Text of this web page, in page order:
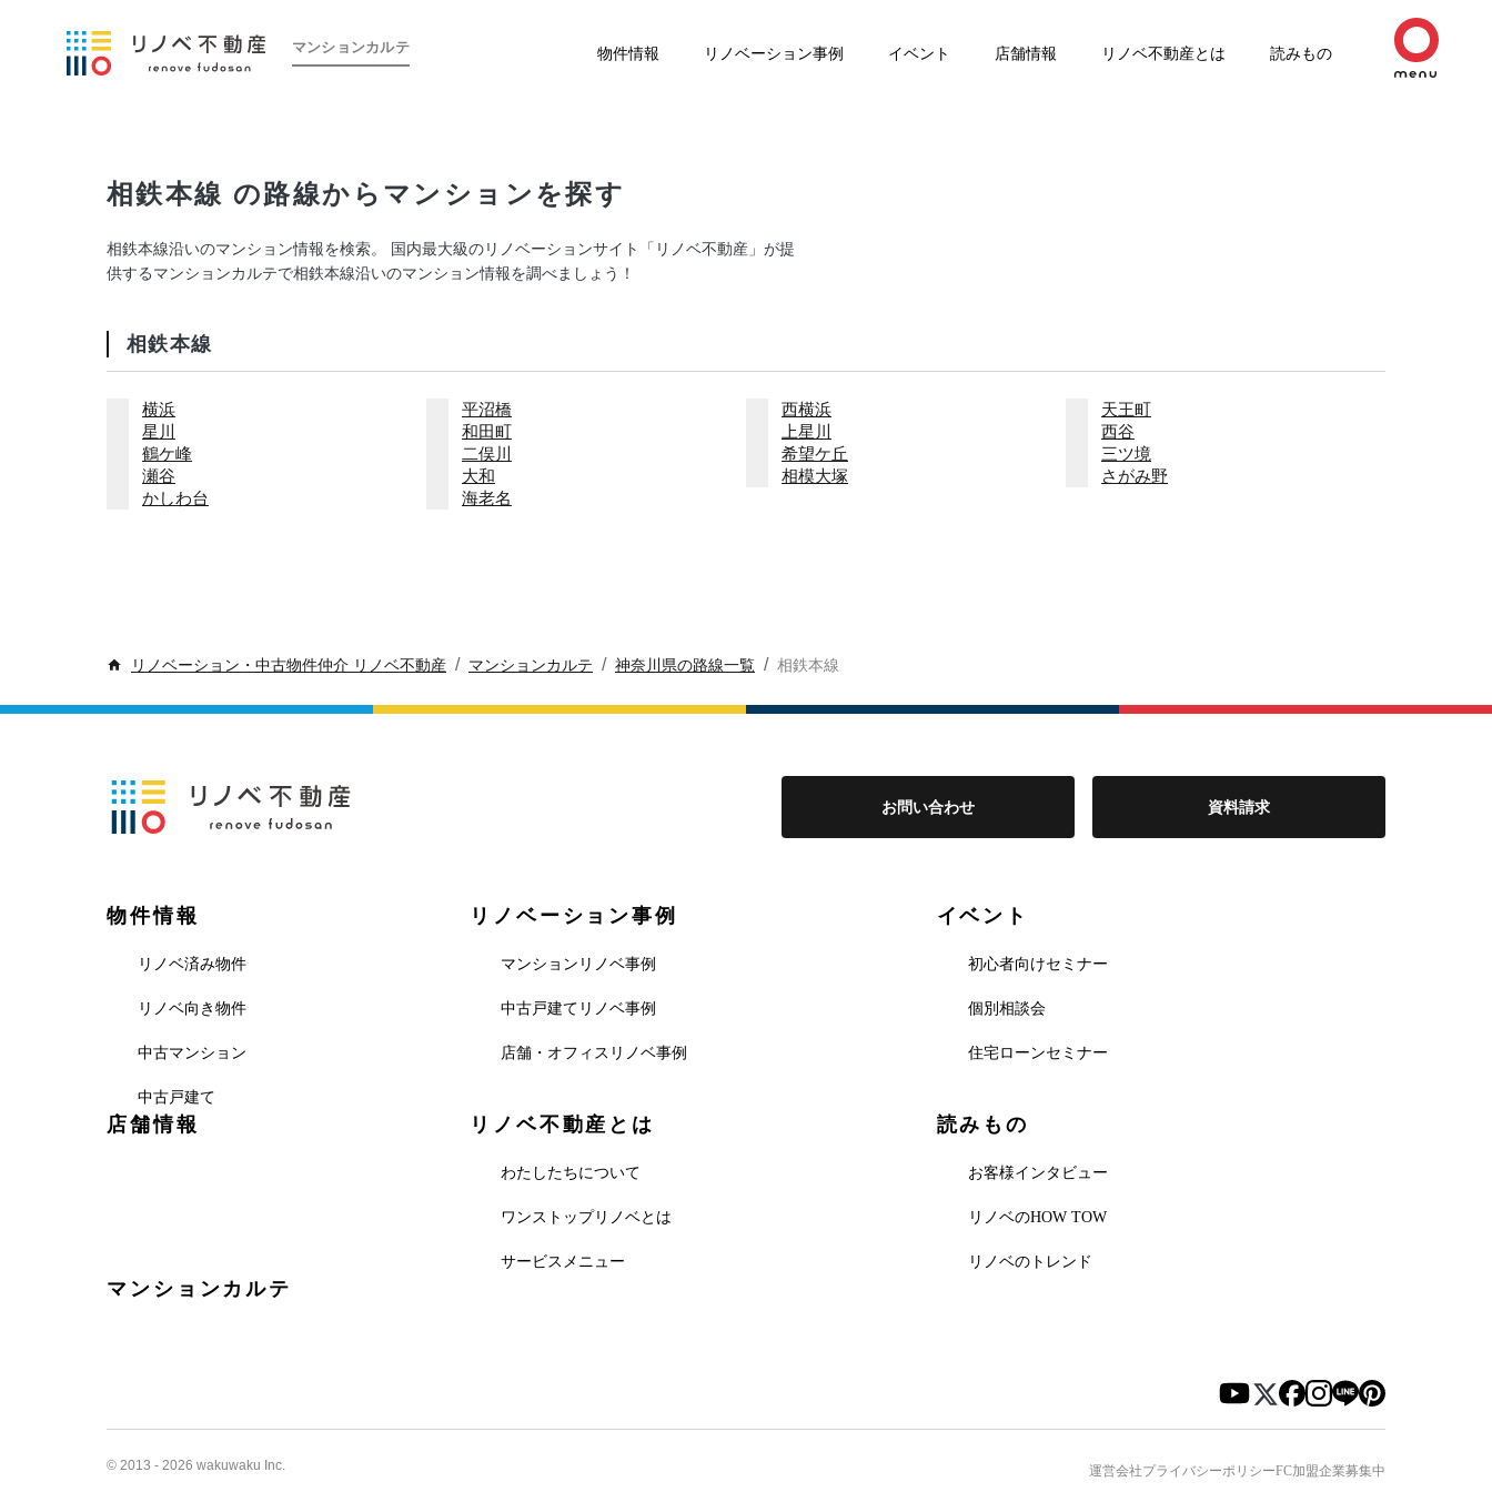
マンションカルテ 物件情報 リノベーション事例 イベント 店舗情報 リノベ不動産とは 読みもの
相鉄本線 の路線からマンションを探す
相鉄本線沿いのマンション情報を検索。 国内最大級のリノベーションサイト「リノベ不動産」が提
供するマンションカルテで相鉄本線沿いのマンション情報を調べましょう！
相鉄本線
横浜 平沼橋 西横浜
天王町
星川
和田町 上星川
西谷
鶴ケ峰
二俣川 希望ケ丘
三ツ境
瀬谷
大和 相模大塚
さがみ野
かしわ台
海老名
リノベーション・中古物件仲介 リノベ不動産 / マンションカルテ / 神奈川県の路線一覧 / 相鉄本線
お問い合わせ 資料請求
物件情報
リノベ済み物件
リノベ向き物件
中古マンション
中古戸建て
リノベーション事例
マンションリノベ事例
中古戸建てリノベ事例
店舗・オフィスリノベ事例
イベント
初心者向けセミナー
個別相談会
住宅ローンセミナー
店舗情報 リノベ不動産とは
わたしたちについて
ワンストップリノベとは
サービスメニュー
読みもの
お客様インタビュー
リノベのHOW TOW
リノベのトレンド
マンションカルテ
© 2013 - 2026 wakuwaku Inc. 運営会社プライバシーポリシーFC加盟企業募集中